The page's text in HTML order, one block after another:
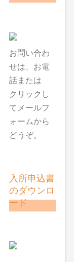
お問い合わ
せは、お電
話または
クリックし
てメールフ
ォームから
どうぞ。
入所申込書
のダウンロ
ード